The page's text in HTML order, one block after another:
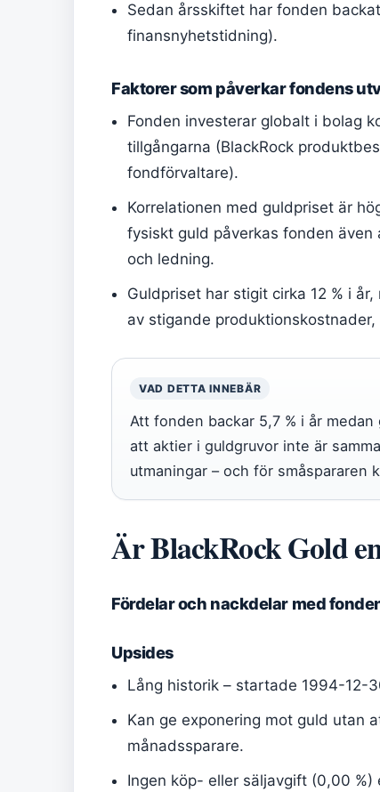
Sedan årsskiftet har fonden
finansnyhetstidning).
Faktorer som påverkar fondens
Fonden investerar globalt i bolag
tillgångarna (BlackRock
fondförvaltare).
Korrelationen med guldpriset är
fysiskt guld påverkas fonden
och ledning.
Guldpriset har stigit cirka 12 % i
av stigande
VAD DETTA INNEBÄR
Att fonden backar 5,7 % i år
att aktier i guldgruvor inte är
utmaningar – och för småspararen
Är BlackRock Gold
Fördelar och nackdelar med
Upsides
Lång historik – startade 1994-12-
Kan ge exponering mot guld utan
månadssparare.
Ingen köp- eller säljavgift (0,00 %)